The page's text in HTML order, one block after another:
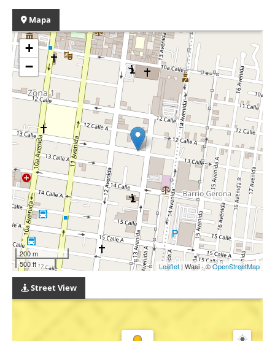
Mapa
+
−
200 m
500 ft
Leaflet | Wasi - ©OpenStreetMap
Street View